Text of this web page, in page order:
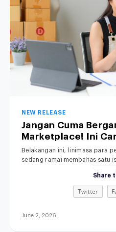
NEW RELEASE
Jangan Cuma
Marketplace! Ini
Operasional Toko
Belakangan ini, linimasa para
sedang ramai membahas satu
retail, kebijakan baru ini jelas
Bagaimana tidak? Di tengah
margin keuntungan yang
platform yang
Share
Twitter
June 2, 2026